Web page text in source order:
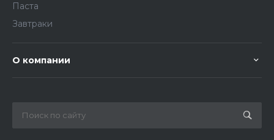
Паста
Завтраки
О компании